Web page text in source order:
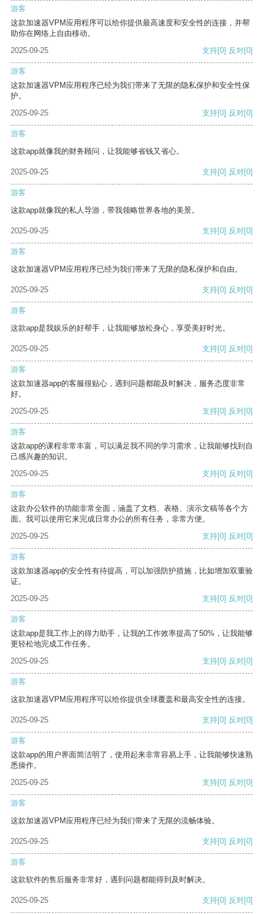
游客
这款加速器VPM应用程序可以给你提供最高速度和安全性的连接，并帮
助你在网络上自由移动。
2025-09-25
支持[0] 反对[0]
游客
这款加速器VPM应用程序已经为我们带来了无限的隐私保护和安全性保
护。
2025-09-25
支持[0] 反对[0]
游客
这款app就像我的财务顾问，让我能够省钱又省心。
2025-09-25 支持[0] 反对[0]
游客
这款app就像我的私人导游，带我领略世界各地的美景。
2025-09-25 支持[0] 反对[0]
游客
这款加速器VPM应用程序已经为我们带来了无限的隐私保护和自由。
2025-09-25 支持[0] 反对[0]
游客
这款app是我娱乐的好帮手，让我能够放松身心，享受美好时光。
2025-09-25 支持[0] 反对[0]
游客
这款加速器app的客服很贴心，遇到问题都能及时解决，服务态度非常
好。
2025-09-25
支持[0] 反对[0]
游客
这款app的课程非常丰富，可以满足我不同的学习需求，让我能够找到自
己感兴趣的知识。
2025-09-25
支持[0] 反对[0]
游客
这款办公软件的功能非常全面，涵盖了文档、表格、演示文稿等各个方
面。我可以使用它来完成日常办公的所有任务，非常方便。
2025-09-25
支持[0] 反对[0]
游客
这款加速器app的安全性有待提高，可以加强防护措施，比如增加双重验
证。
2025-09-25
支持[0] 反对[0]
游客
这款app是我工作上的得力助手，让我的工作效率提高了50%，让我能够
更轻松地完成工作任务。
2025-09-25
支持[0] 反对[0]
游客
这款加速器VPM应用程序可以给你提供全球覆盖和最高安全性的连接。
2025-09-25 支持[0] 反对[0]
游客
这款app的用户界面简洁明了，使用起来非常容易上手，让我能够快速熟
悉操作。
2025-09-25
支持[0] 反对[0]
游客
这款加速器VPM应用程序已经为我们带来了无限的流畅体验。
2025-09-25 支持[0] 反对[0]
游客
这款软件的售后服务非常好，遇到问题都能得到及时解决。
2025-09-25 支持[0] 反对[0]